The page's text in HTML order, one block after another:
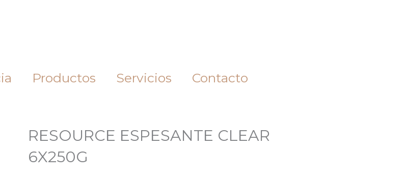
Productos Servicios Contacto
RESOURCE ESPESANTE CLEAR
6X250G